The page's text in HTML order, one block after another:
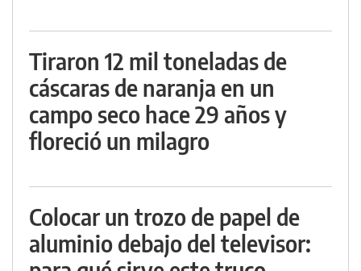
Tiraron 12 mil toneladas de
cáscaras de naranja en un
campo seco hace 29 años y
floreció un milagro
Colocar un trozo de papel de
aluminio debajo del televisor: